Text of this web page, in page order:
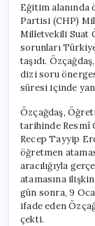
Eğitim alanında
Partisi (CHP)
Milletvekili Suat
sorunları
taşıdı.
dizi soru
süresi içinde
Özçağdaş,
tarihinde Resmî
Recep Tayyip
öğretmen
aracılığıyla
atamasına ilişkin
gün sonra, 9
ifade eden
çekti.